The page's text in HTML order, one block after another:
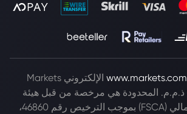
www.markets.com
الإلكتروني Markets
South Africa (Pty) ذ.م.م. المحدودة هي مرخصة من قبل هيئة
سلوكيات القطاع المالي (FSCA) بموجب الترخيص رقم 46860،